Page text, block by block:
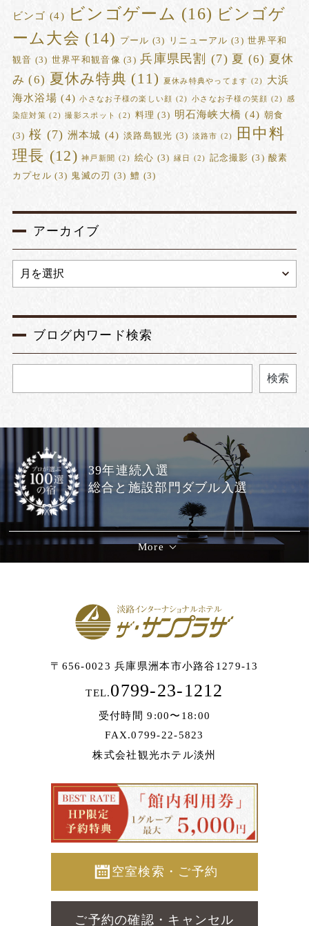
ビンゴ (4) ビンゴゲーム (16) ビンゴゲ
ーム大会 (14) プール (3) リニューアル (3) 世界平和
観音 (3) 世界平和観音像 (3) 兵庫県民割 (7) 夏 (6) 夏休
み (6) 夏休み特典 (11) 夏休み特典やってます (2)
大浜
海水浴場 (4) 小さなお子様の楽しい顔 (2) 小さなお子様の笑顔 (2) 感
染症対策 (2) 撮影スポット (2) 料理 (3) 明石海峡大橋 (4) 朝食
(3) 桜 (7) 洲本城 (4) 淡路島観光 (3) 淡路市 (2)
田中料
理長 (12) 神戸新聞 (2) 絵心 (3) 縁日 (2) 記念撮影 (3) 酸素
カプセル (3) 鬼滅の刃 (3) 鱧 (3)
アーカイブ
ブログ内ワード検索
検索
39年連続入選
総合と施設部門ダブル入選
More
〒656-0023 兵庫県洲本市小路谷1279-13
TEL.0799-23-1212
受付時間 9:00〜18:00
FAX.0799-22-5823
株式会社観光ホテル淡州
空室検索・ご予約
ご予約の確認・キャンセル